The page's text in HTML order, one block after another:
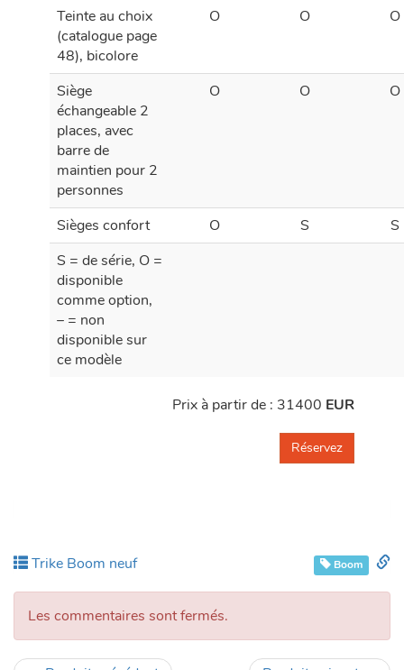
Teinte au choix
(catalogue page
48), bicolore
O O O
Siège
échangeable 2
places, avec
barre de
maintien pour 2
personnes
O O O
Sièges confort O S
S
S = de série, O =
disponible
comme option,
– = non
disponible sur
ce modèle
Prix à partir de : 31400 EUR
Réservez
Trike Boom neuf Boom
Les commentaires sont fermés.